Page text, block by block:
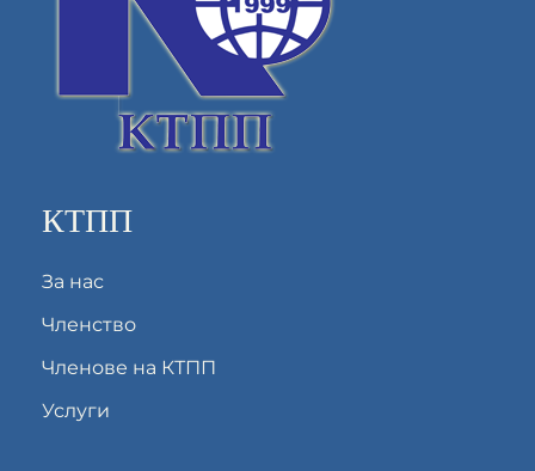
КТПП
За нас
Членство
Членове на КТПП
Услуги